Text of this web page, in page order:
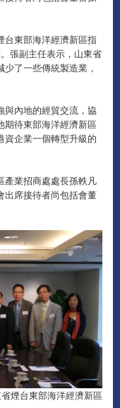
台東部海洋經濟新區指
張副主任表示，山東省
了一些傳統製造業，
與內地的經貿交流，協
期待東部海洋經濟新區
資企業一個轉型升級的
產業招商處處長孫軼凡
出席接待者尚包括會董
煙台東部海洋經濟新區